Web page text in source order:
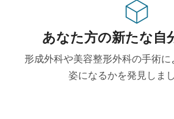
あなた方の新たな自
形成外科や美容整形外科の手術
姿になるかを発見しまし